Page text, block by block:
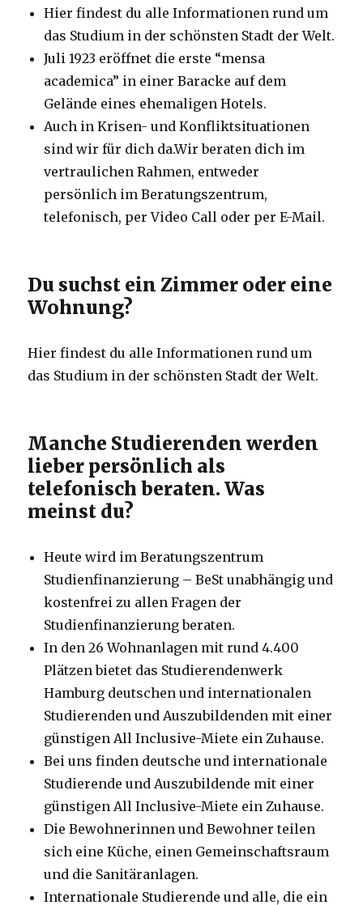
Hier findest du alle Informationen rund um
das Studium in der schönsten Stadt der Welt.
Juli 1923 eröffnet die erste “mensa
academica” in einer Baracke auf dem
Gelände eines ehemaligen Hotels.
Auch in Krisen- und Konfliktsituationen
sind wir für dich da.Wir beraten dich im
vertraulichen Rahmen, entweder
persönlich im Beratungszentrum,
telefonisch, per Video Call oder per E-Mail.
Du suchst ein Zimmer oder eine
Wohnung?
Hier findest du alle Informationen rund um
das Studium in der schönsten Stadt der Welt.
Manche Studierenden werden
lieber persönlich als
telefonisch beraten. Was
meinst du?
Heute wird im Beratungszentrum
Studienfinanzierung – BeSt unabhängig und
kostenfrei zu allen Fragen der
Studienfinanzierung beraten.
In den 26 Wohnanlagen mit rund 4.400
Plätzen bietet das Studierendenwerk
Hamburg deutschen und internationalen
Studierenden und Auszubildenden mit einer
günstigen All Inclusive-Miete ein Zuhause.
Bei uns finden deutsche und internationale
Studierende und Auszubildende mit einer
günstigen All Inclusive-Miete ein Zuhause.
Die Bewohnerinnen und Bewohner teilen
sich eine Küche, einen Gemeinschaftsraum
und die Sanitäranlagen.
Internationale Studierende und alle, die ein